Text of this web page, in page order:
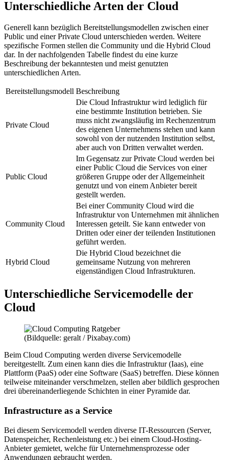
Unterschiedliche Arten der Cloud
Generell kann bezüglich Bereitstellungsmodellen zwischen einer
Public und einer Private Cloud unterschieden werden. Weitere
spezifische Formen stellen die Community und die Hybrid Cloud
dar. In der nachfolgenden Tabelle findest du eine kurze
Beschreibung der bekanntesten und meist genutzten
unterschiedlichen Arten.
Bereitstellungsmodell Beschreibung
Private Cloud
Die Cloud Infrastruktur wird lediglich für
eine bestimmte Institution betrieben. Sie
muss nicht zwangsläufig im Rechenzentrum
des eigenen Unternehmens stehen und kann
sowohl von der nutzenden Institution selbst,
aber auch von Dritten verwaltet werden.
Public Cloud
Im Gegensatz zur Private Cloud werden bei
einer Public Cloud die Services von einer
größeren Gruppe oder der Allgemeinheit
genutzt und von einem Anbieter bereit
gestellt werden.
Community Cloud
Bei einer Community Cloud wird die
Infrastruktur von Unternehmen mit ähnlichen
Interessen geteilt. Sie kann entweder von
Dritten oder einer der teilenden Institutionen
geführt werden.
Hybrid Cloud
Die Hybrid Cloud bezeichnet die
gemeinsame Nutzung von mehreren
eigenständigen Cloud Infrastrukturen.
Unterschiedliche Servicemodelle der
Cloud
(Bildquelle: geralt / Pixabay.com)
Beim Cloud Computing werden diverse Servicemodelle
bereitgestellt. Zum einen kann dies die Infrastruktur (Iaas), eine
Plattform (PaaS) oder eine Software (SaaS) betreffen. Diese können
teilweise miteinander verschmelzen, stellen aber bildlich gesprochen
drei übereinanderliegende Schichten in einer Pyramide dar.
Infrastructure as a Service
Bei diesem Servicemodell werden diverse IT-Ressourcen (Server,
Datenspeicher, Rechenleistung etc.) bei einem Cloud-Hosting-
Anbieter gemietet, welche für Unternehmensprozesse oder
Anwendungen gebraucht werden.